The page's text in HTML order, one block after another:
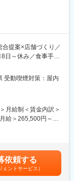
合提案×店舗づくり／
日～休み／食事手当
、スマートフォン・
ントなど、楽天経
ポジションです。
受動喫煙対策：屋内
月給制＜賃金内訳＞
給＞265,500円～
。
依頼する
ェントサービス）